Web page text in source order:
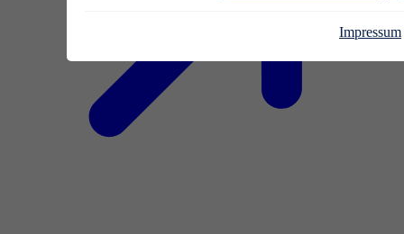
Impressum